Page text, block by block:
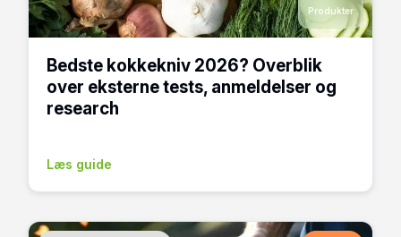
Produkter
Bedste kokkekniv 2026? Overblik
over eksterne tests, anmeldelser og
research
Læs guide